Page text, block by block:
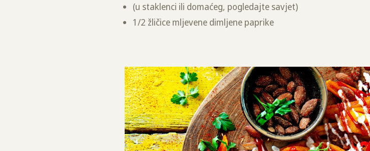
(u staklenci ili domaćeg, pogledajte savjet)
1/2 žličice mljevene dimljene paprike